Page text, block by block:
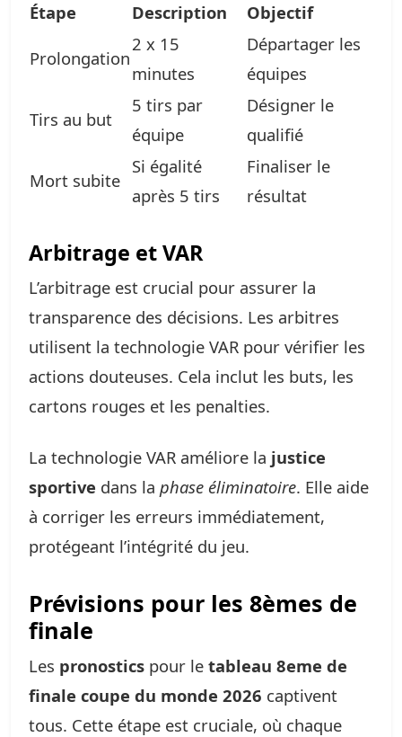
Étape Description Objectif
Prolongation
2 x 15
minutes
Départager les
équipes
Tirs au but
5 tirs par
équipe
Désigner le
qualifié
Mort subite
Si égalité
après 5 tirs
Finaliser le
résultat
Arbitrage et VAR
L’arbitrage est crucial pour assurer la
transparence des décisions. Les arbitres
utilisent la technologie VAR pour vérifier les
actions douteuses. Cela inclut les buts, les
cartons rouges et les penalties.
La technologie VAR améliore la justice
sportive dans la phase éliminatoire. Elle aide
à corriger les erreurs immédiatement,
protégeant l’intégrité du jeu.
Prévisions pour les 8èmes de
finale
Les pronostics pour le tableau 8eme de
finale coupe du monde 2026 captivent
tous. Cette étape est cruciale, où chaque